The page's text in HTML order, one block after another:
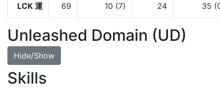
LCK 運 69 10 (7) 24 35
Unleashed Domain (UD)
Hide/Show
Skills